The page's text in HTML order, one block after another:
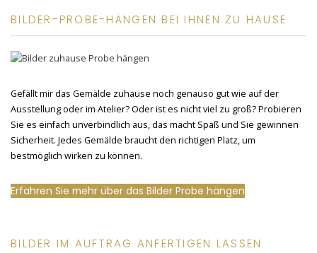
BILDER-PROBE-HÄNGEN BEI IHNEN ZU HAUSE
Gefällt mir das Gemälde zuhause noch genauso gut wie auf der
Ausstellung oder im Atelier? Oder ist es nicht viel zu groß? Probieren
Sie es einfach unverbindlich aus, das macht Spaß und Sie gewinnen
Sicherheit. Jedes Gemälde braucht den richtigen Platz, um
bestmöglich wirken zu können.
Erfahren Sie mehr über das Bilder Probe hängen
BILDER IM AUFTRAG ANFERTIGEN LASSEN